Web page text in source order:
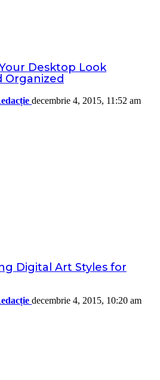
Desktop Look
Organized
decembrie 4, 2015, 11:52 am
Digital Art Styles for
decembrie 4, 2015, 10:20 am